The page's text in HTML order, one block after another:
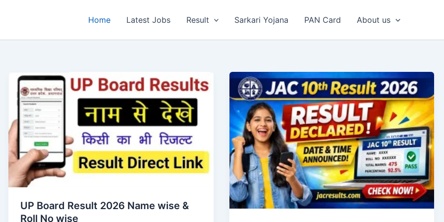
Home Latest Jobs Result Sarkari Yojana PAN Card About us
UP Board Result 2026 Name wise &
Roll No wise